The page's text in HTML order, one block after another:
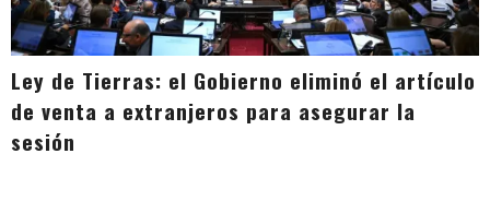
Ley de Tierras: el Gobierno eliminó el artículo
de venta a extranjeros para asegurar la
sesión